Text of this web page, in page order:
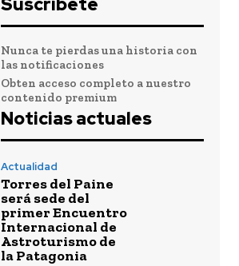
Suscríbete
Nunca te pierdas una historia con
las notificaciones
Obten acceso completo a nuestro
contenido premium
Noticias actuales
Actualidad
Torres del Paine
será sede del
primer Encuentro
Internacional de
Astroturismo de
la Patagonia